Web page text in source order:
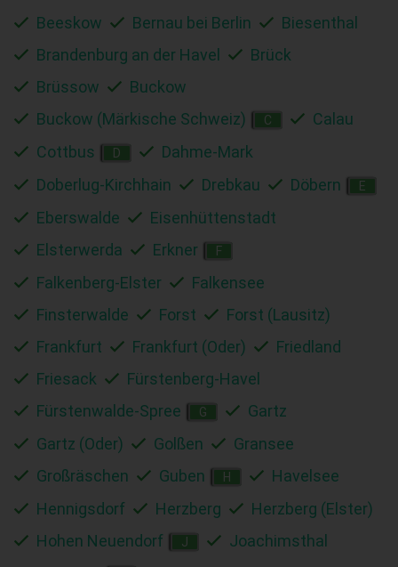
Beeskow
Bernau bei Berlin
Biesenthal
Brandenburg an der Havel
Brück
Brüssow
Buckow
Buckow (Märkische Schweiz)
C
Calau
Cottbus
D
Dahme-Mark
Doberlug-Kirchhain
Drebkau Döbern E
Eberswalde
Eisenhüttenstadt
Elsterwerda
Erkner F
Falkenberg-Elster
Falkensee
Finsterwalde
Forst
Forst (Lausitz)
Frankfurt
Frankfurt (Oder)
Friedland
Friesack
Fürstenberg-Havel
Fürstenwalde-Spree
G
Gartz
Gartz (Oder)
Golßen
Gransee
Großräschen
Guben H
Havelsee
Hennigsdorf
Herzberg
Herzberg (Elster)
Hohen Neuendorf
J
Joachimsthal